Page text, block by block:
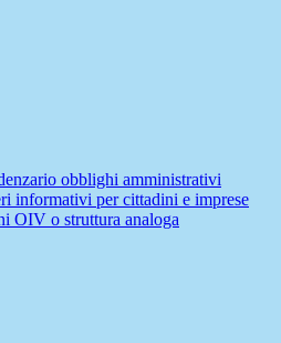
obblighi amministrativi
informativi per cittadini e imprese
OIV o struttura analoga